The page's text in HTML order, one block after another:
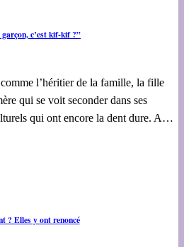
c’est kif-kif ?”
l’héritier de la famille, la fille
qui se voit seconder dans ses
qui ont encore la dent dure. A…
? Elles y ont renoncé